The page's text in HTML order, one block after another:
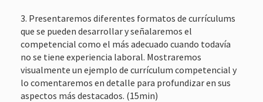
3. Presentaremos diferentes formatos de currículums
que se pueden desarrollar y señalaremos el
competencial como el más adecuado cuando todavía
no se tiene experiencia laboral. Mostraremos
visualmente un ejemplo de currículum competencial y
lo comentaremos en detalle para profundizar en sus
aspectos más destacados. (15min)